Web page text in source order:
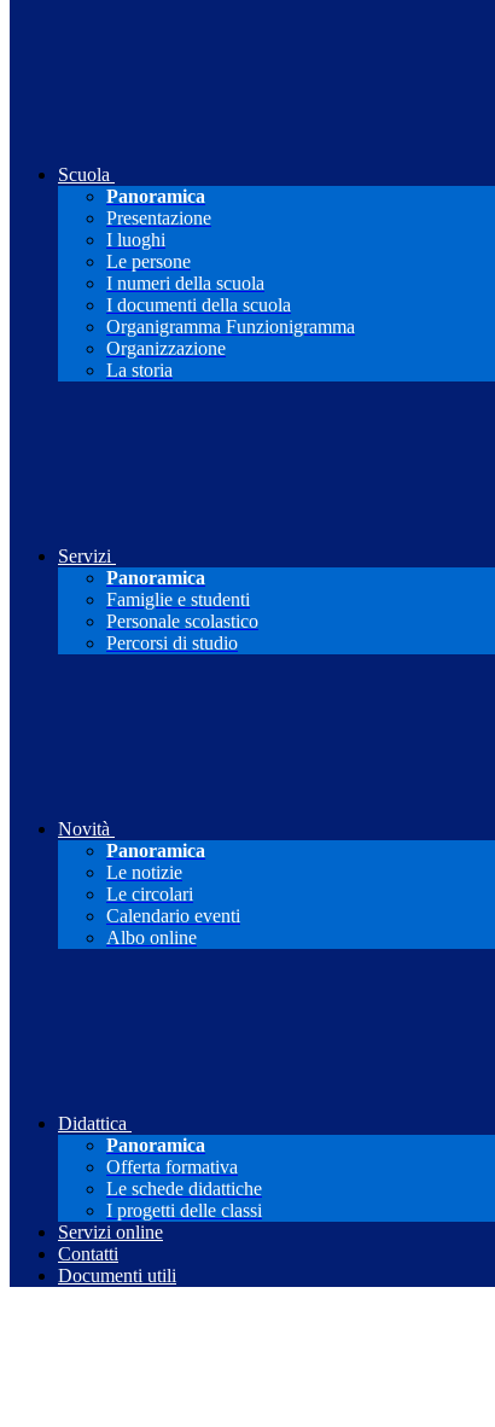
Scuola
Panoramica
Presentazione
I luoghi
Le persone
I numeri della scuola
I documenti della scuola
Organigramma Funzionigramma
Organizzazione
La storia
Servizi
Panoramica
Famiglie e studenti
Personale scolastico
Percorsi di studio
Novità
Panoramica
Le notizie
Le circolari
Calendario eventi
Albo online
Didattica
Panoramica
Offerta formativa
Le schede didattiche
I progetti delle classi
Servizi online
Contatti
Documenti utili